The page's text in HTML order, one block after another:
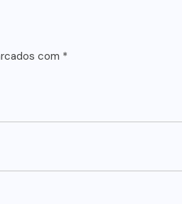
com *